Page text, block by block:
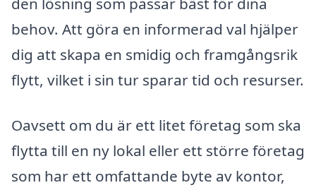
behov. Att göra en informerad val hjälper
dig att skapa en smidig och framgångsrik
flytt, vilket i sin tur sparar tid och resurser.
Oavsett om du är ett litet företag som ska
flytta till en ny lokal eller ett större företag
som har ett omfattande byte av kontor,